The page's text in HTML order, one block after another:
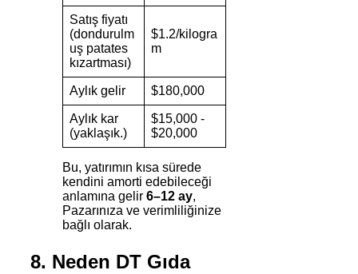
Satış fiyatı
(dondurulm
uş patates
kızartması)
$1.2/kilogra
m
Aylık gelir $180,000
Aylık kar
(yaklaşık.)
$15,000 -
$20,000
Bu, yatırımın kısa sürede
kendini amorti edebileceği
anlamına gelir 6–12 ay,
Pazarınıza ve verimliliğinize
bağlı olarak.
8. Neden DT Gıda